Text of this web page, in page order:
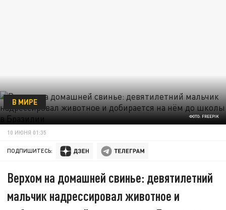
ФОТО: FREEPIK
В МИРЕ
10 ИЮНЯ 01:35
ПОДПИШИТЕСЬ:
Верхом на домашней свинье: девятилетний
мальчик надрессировал животное и